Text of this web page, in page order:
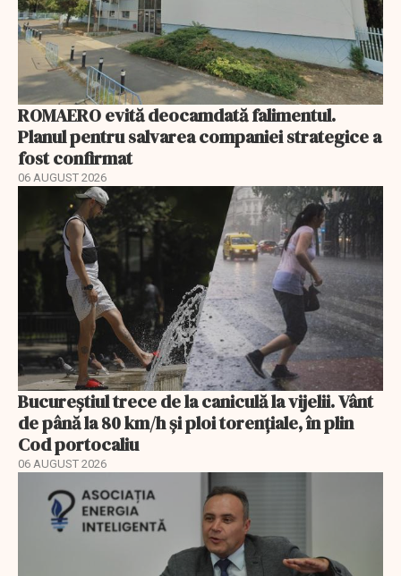
ROMAERO evită deocamdată falimentul.
Planul pentru salvarea companiei strategice a
fost confirmat
06 AUGUST 2026
Bucureștiul trece de la caniculă la vijelii. Vânt
de până la 80 km/h și ploi torențiale, în plin
Cod portocaliu
06 AUGUST 2026